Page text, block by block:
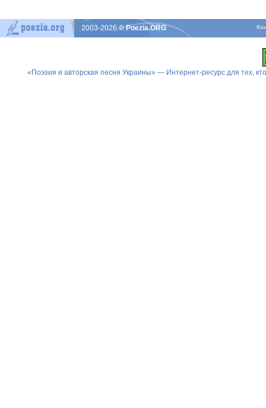
2003-2026© Poezia.ORG
«Поэзия и авторская песня Украины» — Интернет-ресурс для тех,